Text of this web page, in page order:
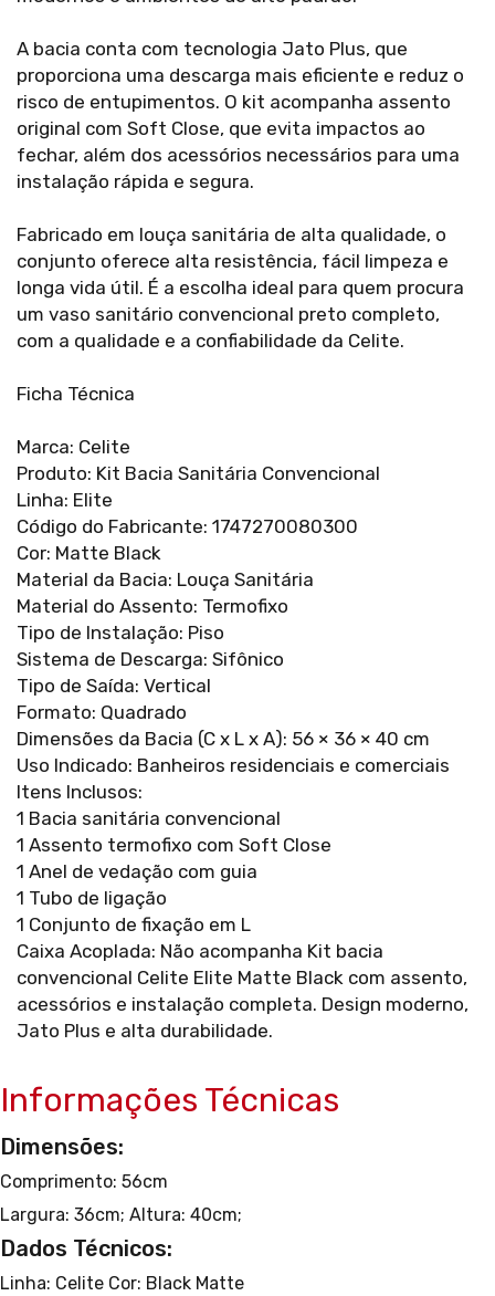
A bacia conta com tecnologia Jato Plus, que
proporciona uma descarga mais eficiente e reduz o
risco de entupimentos. O kit acompanha assento
original com Soft Close, que evita impactos ao
fechar, além dos acessórios necessários para uma
instalação rápida e segura.
Fabricado em louça sanitária de alta qualidade, o
conjunto oferece alta resistência, fácil limpeza e
longa vida útil. É a escolha ideal para quem procura
um vaso sanitário convencional preto completo,
com a qualidade e a confiabilidade da Celite.
Ficha Técnica
Marca: Celite
Produto: Kit Bacia Sanitária Convencional
Linha: Elite
Código do Fabricante: 1747270080300
Cor: Matte Black
Material da Bacia: Louça Sanitária
Material do Assento: Termofixo
Tipo de Instalação: Piso
Sistema de Descarga: Sifônico
Tipo de Saída: Vertical
Formato: Quadrado
Dimensões da Bacia (C x L x A): 56 × 36 × 40 cm
Uso Indicado: Banheiros residenciais e comerciais
Itens Inclusos:
1 Bacia sanitária convencional
1 Assento termofixo com Soft Close
1 Anel de vedação com guia
1 Tubo de ligação
1 Conjunto de fixação em L
Caixa Acoplada: Não acompanha Kit bacia
convencional Celite Elite Matte Black com assento,
acessórios e instalação completa. Design moderno,
Jato Plus e alta durabilidade.
Informações Técnicas
Dimensões:
Comprimento: 56cm
Largura: 36cm; Altura: 40cm;
Dados Técnicos:
Linha: Celite Cor: Black Matte